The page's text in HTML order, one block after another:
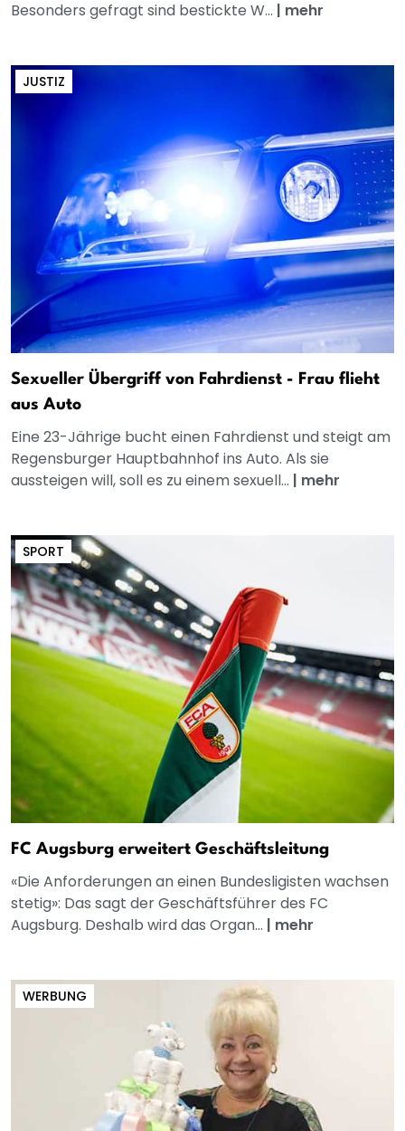
Besonders gefragt sind bestickte W... | mehr
JUSTIZ
Sexueller Übergriff von Fahrdienst - Frau flieht
aus Auto
Eine 23-Jährige bucht einen Fahrdienst und steigt am
Regensburger Hauptbahnhof ins Auto. Als sie
aussteigen will, soll es zu einem sexuell... | mehr
SPORT
FC Augsburg erweitert Geschäftsleitung
«Die Anforderungen an einen Bundesligisten wachsen
stetig»: Das sagt der Geschäftsführer des FC
Augsburg. Deshalb wird das Organ... | mehr
WERBUNG